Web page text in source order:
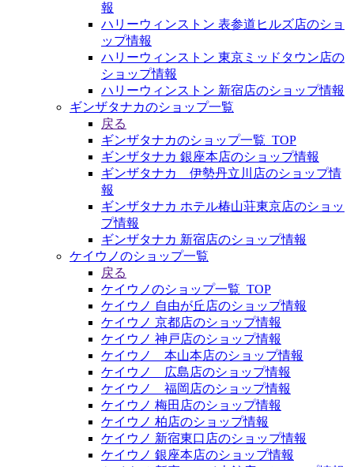
報
ハリーウィンストン 表参道ヒルズ店のショ
ップ情報
ハリーウィンストン 東京ミッドタウン店の
ショップ情報
ハリーウィンストン 新宿店のショップ情報
ギンザタナカのショップ一覧
戻る
ギンザタナカのショップ一覧_TOP
ギンザタナカ 銀座本店のショップ情報
ギンザタナカ 伊勢丹立川店のショップ情
報
ギンザタナカ ホテル椿山荘東京店のショッ
プ情報
ギンザタナカ 新宿店のショップ情報
ケイウノのショップ一覧
戻る
ケイウノのショップ一覧_TOP
ケイウノ 自由が丘店のショップ情報
ケイウノ 京都店のショップ情報
ケイウノ 神戸店のショップ情報
ケイウノ 本山本店のショップ情報
ケイウノ 広島店のショップ情報
ケイウノ 福岡店のショップ情報
ケイウノ 梅田店のショップ情報
ケイウノ 柏店のショップ情報
ケイウノ 新宿東口店のショップ情報
ケイウノ 銀座本店のショップ情報